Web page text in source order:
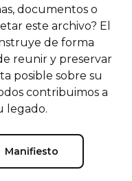
documentos o
este archivo? El
de forma
reunir y preservar
posible sobre su
contribuimos a
legado.
Manifiesto